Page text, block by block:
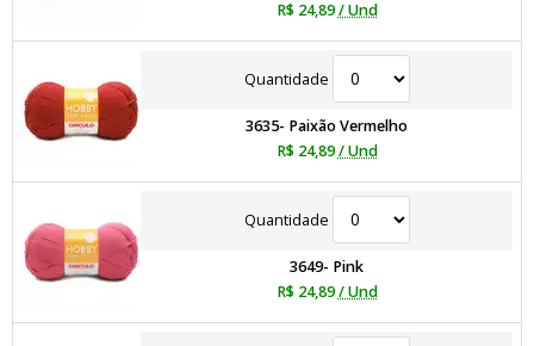
R$ 24,89 / Und
Quantidade
3635- Paixão Vermelho
R$ 24,89 / Und
Quantidade
3649- Pink
R$ 24,89 / Und